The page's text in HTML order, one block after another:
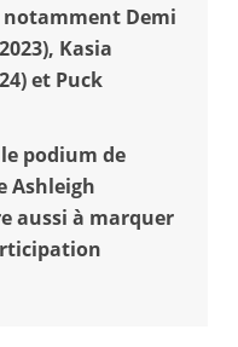
notamment Demi
Kasia
et Puck
podium de
Ashleigh
aussi à marquer